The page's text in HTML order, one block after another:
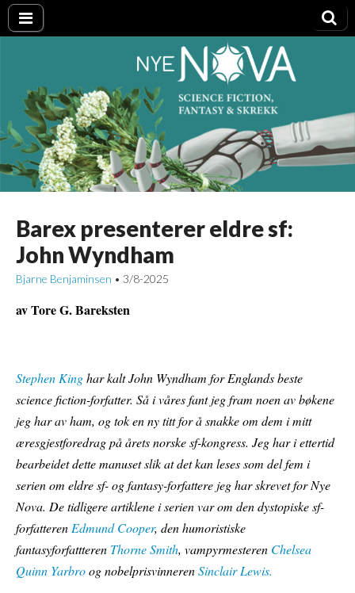
Nye NOVA
Barex presenterer eldre sf:
John Wyndham
Bjarne Benjaminsen • 3/8-2025
av Tore G. Bareksten
Stephen Kinghar kalt John Wyndham for Englands beste
science fiction-forfatter. Så i våres fant jeg fram noen av bøkene
jeg har av ham, og tok en ny titt for å snakke om dem i mitt
æresgjestforedrag på årets norske sf-kongress. Jeg har i ettertid
bearbeidet dette manuset slik at det kan leses som del fem i
serien om eldre sf- og fantasy-forfattere jeg har skrevet for Nye
Nova. De tidligere artiklene i serien var om den dystopiske sf-
forfatterenEdmund Cooper, den humoristiske
fantasyforfattteren Thorne Smith, vampyrmesteren Chelsea
Quinn Yarbroog nobelprisvinnerenSinclair Lewis.